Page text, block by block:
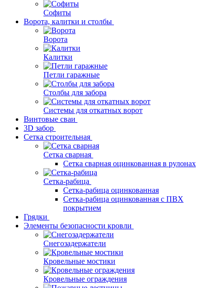
Софиты
Ворота, калитки и столбы
Ворота
Калитки
Петли гаражные
Столбы для забора
Системы для откатных ворот
Винтовые сваи
3D забор
Сетка строительная
Сетка сварная
Сетка сварная оцинкованная в рулонах
Сетка-рабица
Сетка-рабица оцинкованная
Сетка-рабица оцинкованная с ПВХ
покрытием
Грядки
Элементы безопасности кровли
Снегозадержатели
Кровельные мостики
Кровельные ограждения